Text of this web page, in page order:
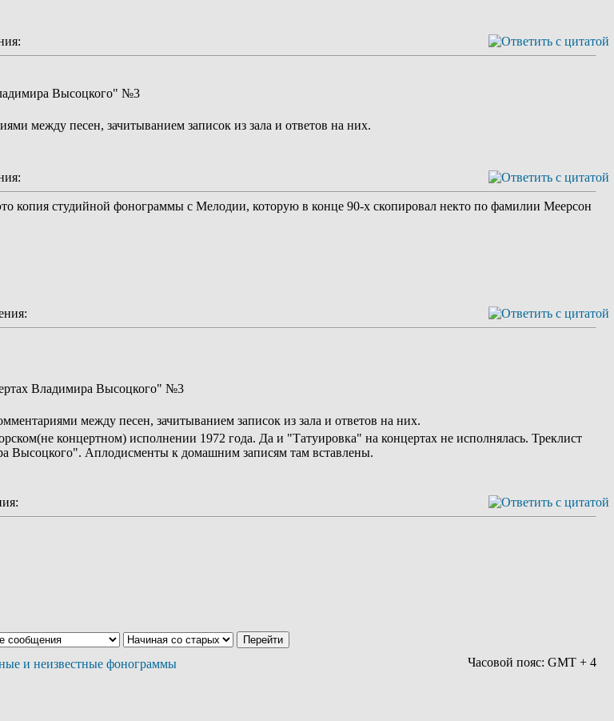
Высоцкого" №3
между песен, зачитыванием записок из зала и ответов на них.
копия студийной фонограммы с Мелодии, которую в конце 90-х скопировал некто по фамилии Меерсон
Владимира Высоцкого" №3
между песен, зачитыванием записок из зала и ответов на них.
концертном) исполнении 1972 года. Да и "Татуировка" на концертах не исполнялась. Треклист
Высоцкого". Аплодисменты к домашним записям там вставлены.
и неизвестные фонограммы
Часовой пояс: GMT + 4